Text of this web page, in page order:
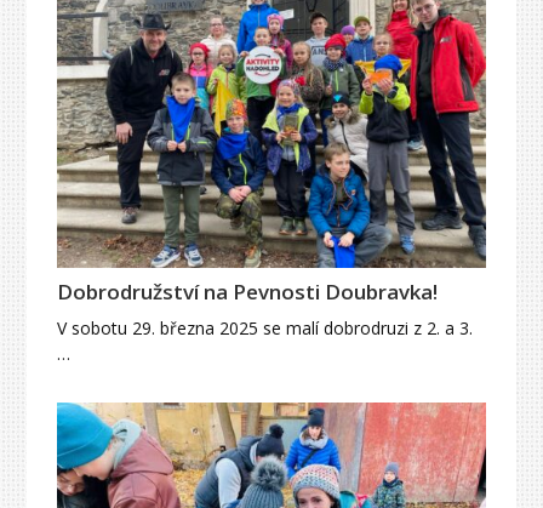
Dobrodružství na Pevnosti Doubravka!
V sobotu 29. března 2025 se malí dobrodruzi z 2. a 3.
…